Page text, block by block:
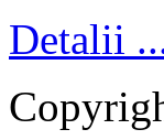
Detalii